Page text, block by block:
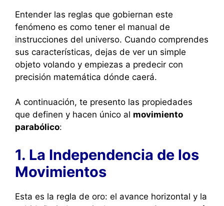
Entender las reglas que gobiernan este
fenómeno es como tener el manual de
instrucciones del universo. Cuando comprendes
sus características, dejas de ver un simple
objeto volando y empiezas a predecir con
precisión matemática dónde caerá.
A continuación, te presento las propiedades
que definen y hacen único al movimiento
parabólico:
1. La Independencia de los
Movimientos
Esta es la regla de oro: el avance horizontal y la